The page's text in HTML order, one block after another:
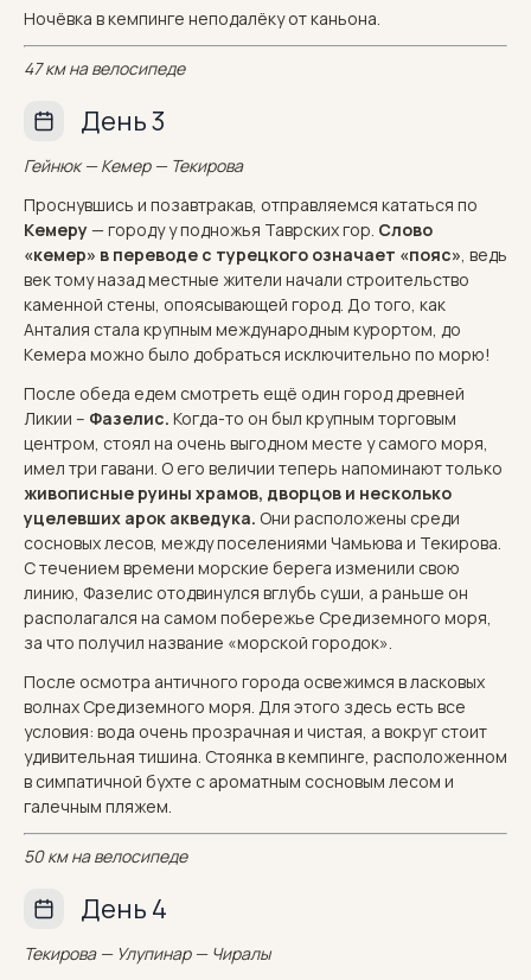
Ночёвка в кемпинге неподалёку от каньона.
47 км на велосипеде
День 3
Гейнюк — Кемер — Текирова
Проснувшись и позавтракав, отправляемся кататься по
Кемеру— городу у подножья Таврских гор. Слово
«кемер» в переводе с турецкого означает «пояс», ведь
век тому назад местные жители начали строительство
каменной стены, опоясывающей город. До того, как
Анталия стала крупным международным курортом, до
Кемера можно было добраться исключительно по морю!
После обеда едем смотреть ещё один город древней
Ликии – Фазелис. Когда-то он был крупным торговым
центром, стоял на очень выгодном месте у самого моря,
имел три гавани. О его величии теперь напоминают только
живописные руины храмов, дворцов и несколько
уцелевших арок акведука. Они расположены среди
сосновых лесов, между поселениями Чамьюва и Текирова.
С течением времени морские берега изменили свою
линию, Фазелис отодвинулся вглубь суши, а раньше он
располагался на самом побережье Средиземного моря,
за что получил название «морской городок».
После осмотра античного города освежимся в ласковых
волнах Средиземного моря. Для этого здесь есть все
условия: вода очень прозрачная и чистая, а вокруг стоит
удивительная тишина. Стоянка в кемпинге, расположенном
в симпатичной бухте с ароматным сосновым лесом и
галечным пляжем.
50 км на велосипеде
День 4
Текирова — Улупинар — Чиралы